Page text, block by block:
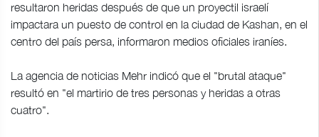
resultaron heridas después de que un proyectil israelí
impactara un puesto de control en la ciudad de Kashan, en el
centro del país persa, informaron medios oficiales iraníes.
La agencia de noticias Mehr indicó que el "brutal ataque"
resultó en "el martirio de tres personas y heridas a otras
cuatro".